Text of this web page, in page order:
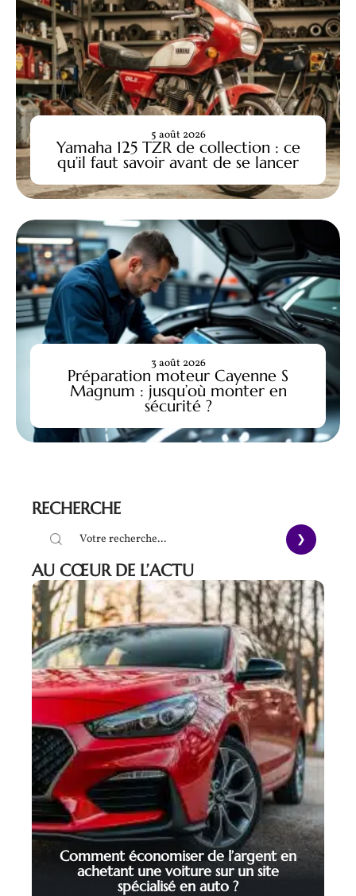
Yamaha 125 TZR de collection : ce
qu’il faut savoir avant de se lancer
5 août 2026
Préparation moteur Cayenne S
Magnum : jusqu’où monter en
sécurité ?
3 août 2026
RECHERCHE
AU CŒUR DE L’ACTU
Comment économiser de l’argent en
achetant une voiture sur un site
spécialisé en auto ?